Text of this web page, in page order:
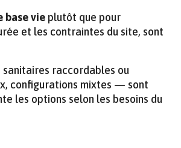
base vie plutôt que pour
et les contraintes du site, sont
raccordables ou
configurations mixtes — sont
les options selon les besoins du